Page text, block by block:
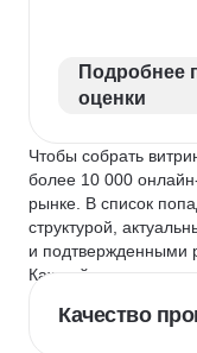
Подробнее
оценки
Чтобы собрать
более 10 000
рынке. В список
структурой,
и подтвержденными
Каждый курс и
Качество